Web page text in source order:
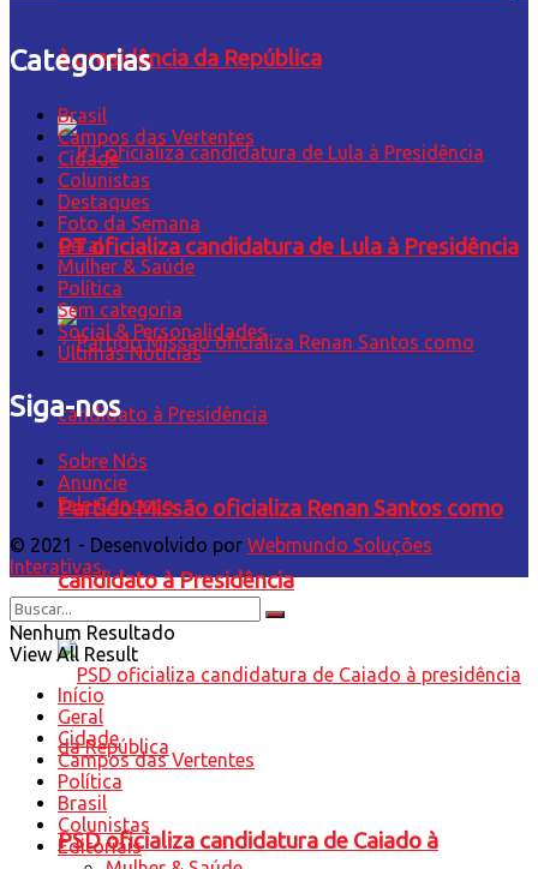
à presidência da República
PT oficializa candidatura de Lula à Presidência
Partido Missão oficializa Renan Santos como
candidato à Presidência
PSD oficializa candidatura de Caiado à
Categorias
Brasil
Campos das Vertentes
Cidade
Colunistas
Destaques
Foto da Semana
Geral
Mulher & Saúde
Política
Sem categoria
Social & Personalidades
Últimas Notícias
Siga-nos
Sobre Nós
Anuncie
Fale Conosco
© 2021 - Desenvolvido por Webmundo Soluções
Interativas
Nenhum Resultado
View All Result
Início
Geral
Cidade
Campos das Vertentes
Política
Brasil
Colunistas
Editoriais